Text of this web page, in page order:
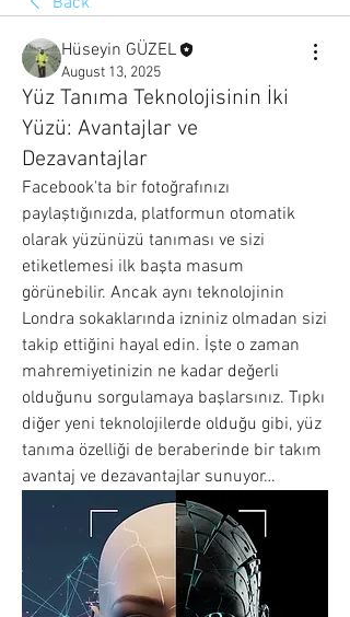
Hüseyin GÜZEL
August 13, 2025
Yüz Tanıma Teknolojisinin İki
Yüzü: Avantajlar ve
Dezavantajlar
Facebook'ta bir fotoğrafınızı
paylaştığınızda, platformun otomatik
olarak yüzünüzü tanıması ve sizi
etiketlemesi ilk başta masum
görünebilir. Ancak aynı teknolojinin
Londra sokaklarında izniniz olmadan sizi
takip ettiğini hayal edin. İşte o zaman
mahremiyetinizin ne kadar değerli
olduğunu sorgulamaya başlarsınız. Tıpkı
diğer yeni teknolojilerde olduğu gibi, yüz
tanıma özelliği de beraberinde bir takım
avantaj ve dezavantajlar sunuyor…